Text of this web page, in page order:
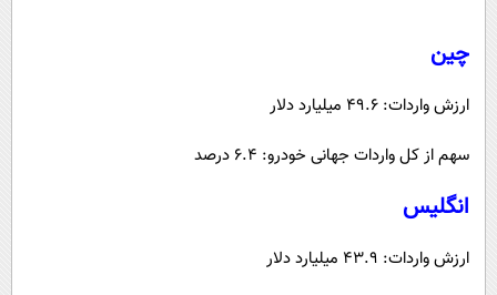
چین
ارزش واردات: 49.6 میلیارد دلار
سهم از کل واردات جهانی خودرو: 6.4 درصد
انگلیس
ارزش واردات: 43.9 میلیارد دلار